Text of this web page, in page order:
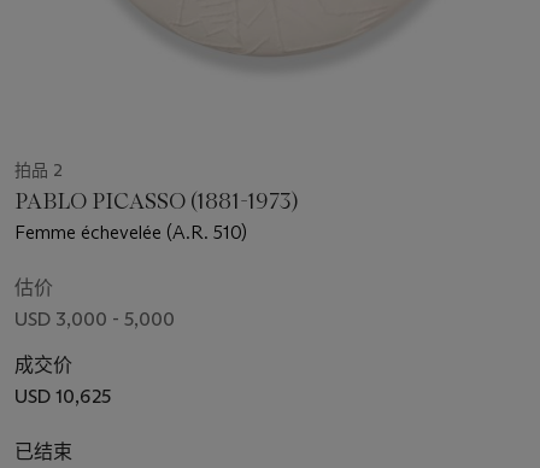
拍品 2
PABLO PICASSO (1881-1973)
Femme échevelée (A.R. 510)
估价
USD 3,000 - 5,000
成交价
USD 10,625
已结束